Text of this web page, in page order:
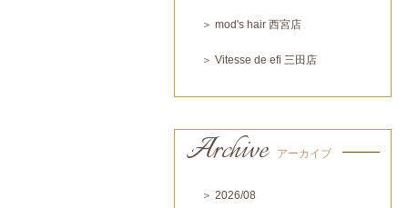
＞ mod's hair 西宮店
＞ Vitesse de efi 三田店
Archive アーカイブ
＞ 2026/08